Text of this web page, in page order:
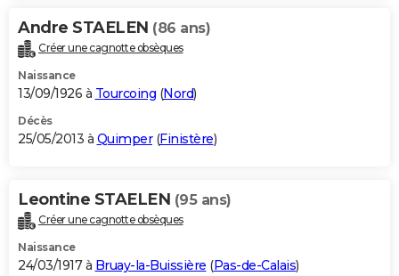
Andre STAELEN (86 ans)
Créer une cagnotte obsèques
Naissance
13/09/1926 à Tourcoing (Nord)
Décès
25/05/2013 à Quimper(Finistère)
Leontine STAELEN (95 ans)
Créer une cagnotte obsèques
Naissance
24/03/1917 à Bruay-la-Buissière (Pas-de-Calais)